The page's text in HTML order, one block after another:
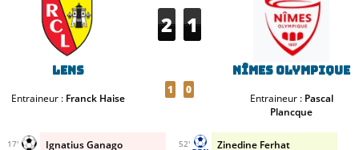
Lens
Entraineur : Franck Haise
2 1
1 0
Nîmes Olympique
Entraineur : Pascal
Plancque
Ignatius Ganago
17' Zinedine Ferhat
52'